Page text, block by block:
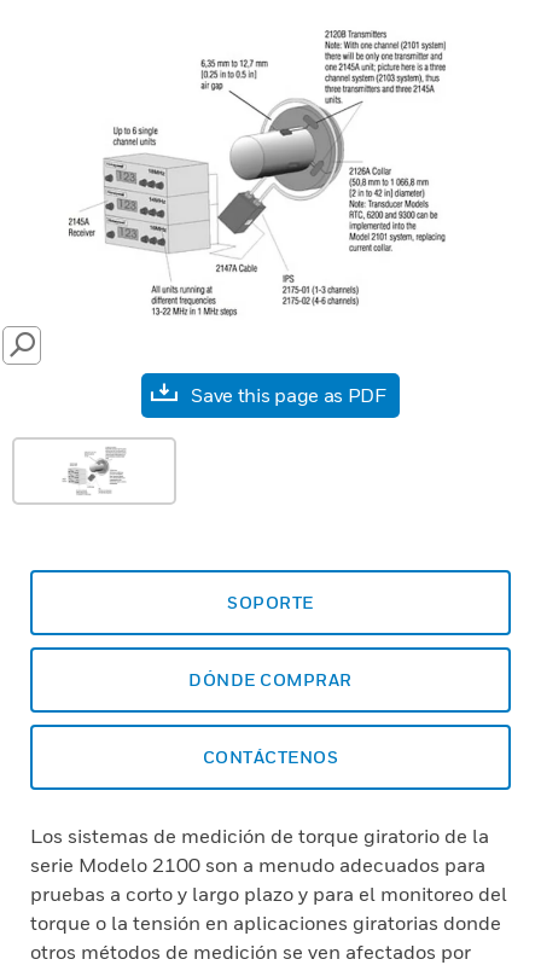
SEARCH
Save this page as PDF
SOPORTE
DÓNDE COMPRAR
CONTÁCTENOS
Los sistemas de medición de torque giratorio de la
serie Modelo 2100 son a menudo adecuados para
pruebas a corto y largo plazo y para el monitoreo del
torque o la tensión en aplicaciones giratorias donde
otros métodos de medición se ven afectados por